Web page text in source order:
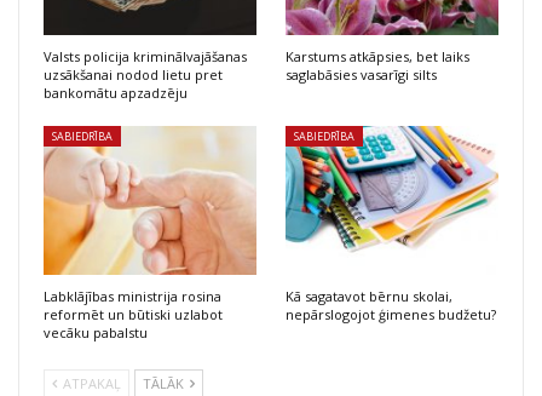
Valsts policija kriminālvajāšanas
uzsākšanai nodod lietu pret
bankomātu apzadzēju
Karstums atkāpsies, bet laiks
saglabāsies vasarīgi silts
SABIEDRĪBA
Labklājības ministrija rosina
reformēt un būtiski uzlabot
vecāku pabalstu
SABIEDRĪBA
Kā sagatavot bērnu skolai,
nepārslogojot ģimenes budžetu?
ATPAKAĻ TĀLĀK